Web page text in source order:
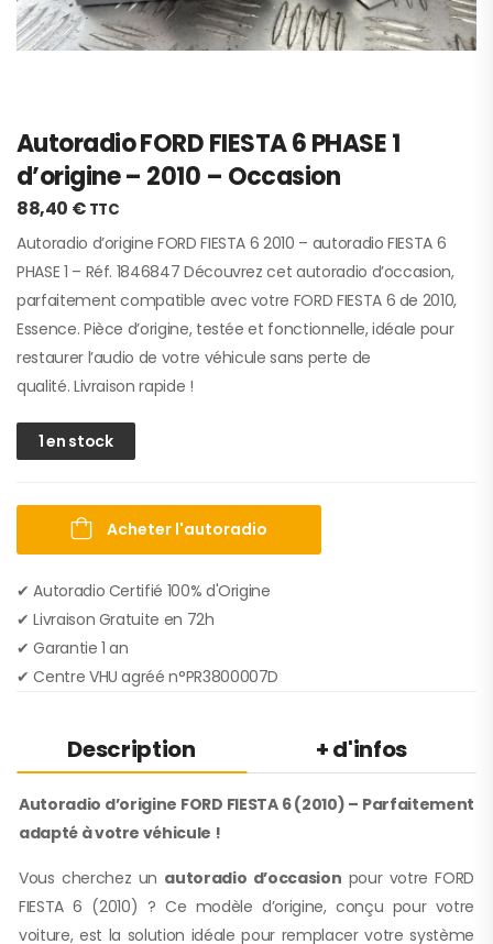
Autoradio FORD FIESTA 6 PHASE 1
d’origine – 2010 – Occasion
88,40 € TTC
Autoradio d’origine FORD FIESTA 6 2010 – autoradio FIESTA 6
PHASE 1 – Réf. 1846847 Découvrez cet autoradio d’occasion,
parfaitement compatible avec votre FORD FIESTA 6 de 2010,
Essence. Pièce d’origine, testée et fonctionnelle, idéale pour
restaurer l’audio de votre véhicule sans perte de
qualité. Livraison rapide !
1 en stock
Acheter l'autoradio
✔ Autoradio Certifié 100% d'Origine
✔︎ Livraison Gratuite en 72h
✔︎ Garantie 1 an
✔︎ Centre VHU agréé n°PR3800007D
Description + d'infos
Autoradio d’origine FORD FIESTA 6 (2010) – Parfaitement
adapté à votre véhicule !
Vous cherchez un autoradio d’occasion pour votre FORD
FIESTA 6 (2010) ? Ce modèle d’origine, conçu pour votre
voiture, est la solution idéale pour remplacer votre système